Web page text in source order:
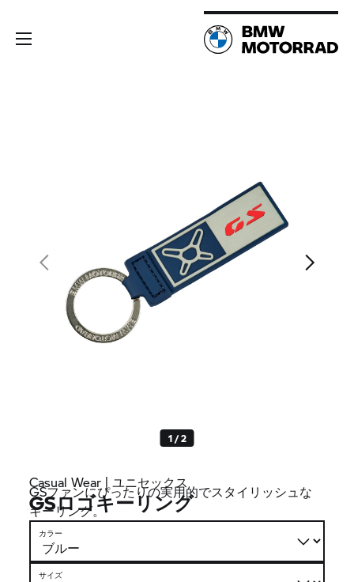
1 / 2
Casual Wear | ユニセックス
GSロゴキーリング
GSファンにぴったりの実用的でスタイリッシュな
キーリング。
カラー
サイズ